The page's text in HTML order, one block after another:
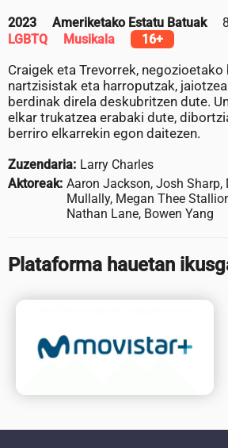
2023 Ameriketako Estatu Batuak
LGBTQ
Musikala 16+
Craigek eta Trevorrek, negozioetako
nartzisistak eta harroputzak,
berdinak direla deskubritzen dute.
elkar trukatzea erabaki dute,
berriro elkarrekin egon daitezen.
Zuzendaria: Larry Charles
Aktoreak: Aaron Jackson, Josh Sharp,
Mullally, Megan Thee
Nathan Lane, Bowen Yang
Plataforma hauetan